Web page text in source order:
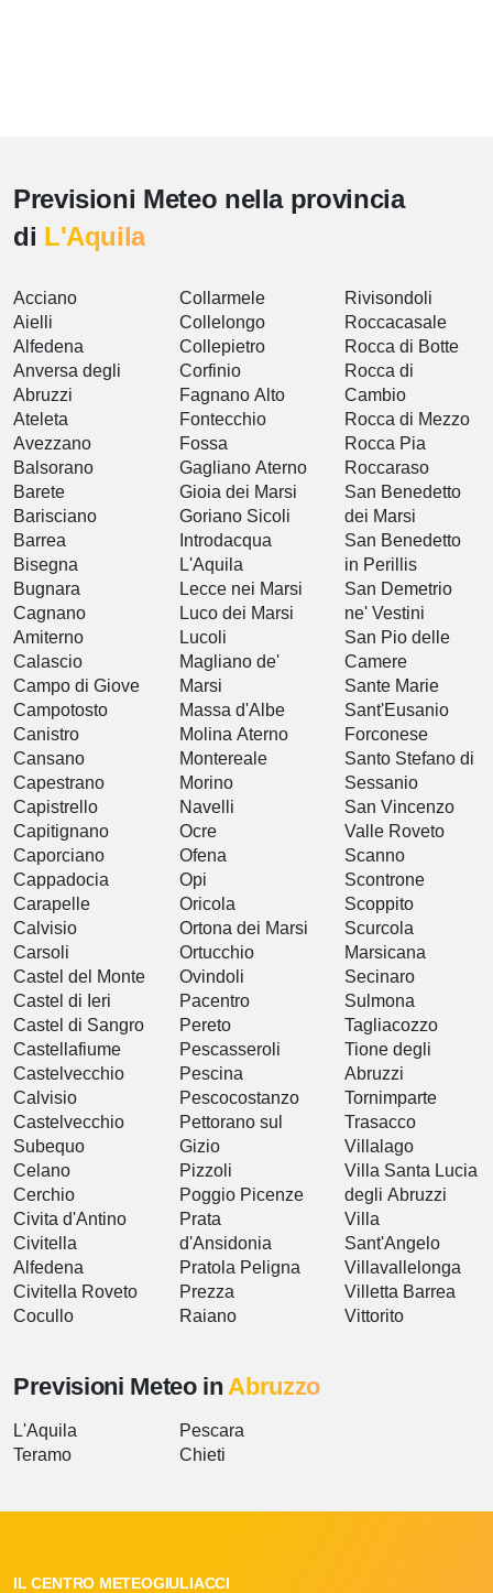
Previsioni Meteo nella provincia
di L'Aquila
Acciano
Aielli
Alfedena
Anversa degli
Abruzzi
Ateleta
Avezzano
Balsorano
Barete
Barisciano
Barrea
Bisegna
Bugnara
Cagnano
Amiterno
Calascio
Campo di Giove
Campotosto
Canistro
Cansano
Capestrano
Capistrello
Capitignano
Caporciano
Cappadocia
Carapelle
Calvisio
Carsoli
Castel del Monte
Castel di Ieri
Castel di Sangro
Castellafiume
Castelvecchio
Calvisio
Castelvecchio
Subequo
Celano
Cerchio
Civita d'Antino
Civitella
Alfedena
Civitella Roveto
Cocullo
Collarmele
Collelongo
Collepietro
Corfinio
Fagnano Alto
Fontecchio
Fossa
Gagliano Aterno
Gioia dei Marsi
Goriano Sicoli
Introdacqua
L'Aquila
Lecce nei Marsi
Luco dei Marsi
Lucoli
Magliano de'
Marsi
Massa d'Albe
Molina Aterno
Montereale
Morino
Navelli
Ocre
Ofena
Opi
Oricola
Ortona dei Marsi
Ortucchio
Ovindoli
Pacentro
Pereto
Pescasseroli
Pescina
Pescocostanzo
Pettorano sul
Gizio
Pizzoli
Poggio Picenze
Prata
d'Ansidonia
Pratola Peligna
Prezza
Raiano
Rivisondoli
Roccacasale
Rocca di Botte
Rocca di
Cambio
Rocca di Mezzo
Rocca Pia
Roccaraso
San Benedetto
dei Marsi
San Benedetto
in Perillis
San Demetrio
ne' Vestini
San Pio delle
Camere
Sante Marie
Sant'Eusanio
Forconese
Santo Stefano di
Sessanio
San Vincenzo
Valle Roveto
Scanno
Scontrone
Scoppito
Scurcola
Marsicana
Secinaro
Sulmona
Tagliacozzo
Tione degli
Abruzzi
Tornimparte
Trasacco
Villalago
Villa Santa Lucia
degli Abruzzi
Villa
Sant'Angelo
Villavallelonga
Villetta Barrea
Vittorito
Previsioni Meteo in Abruzzo
L'Aquila
Teramo
Pescara
Chieti
IL CENTRO METEOGIULIACCI